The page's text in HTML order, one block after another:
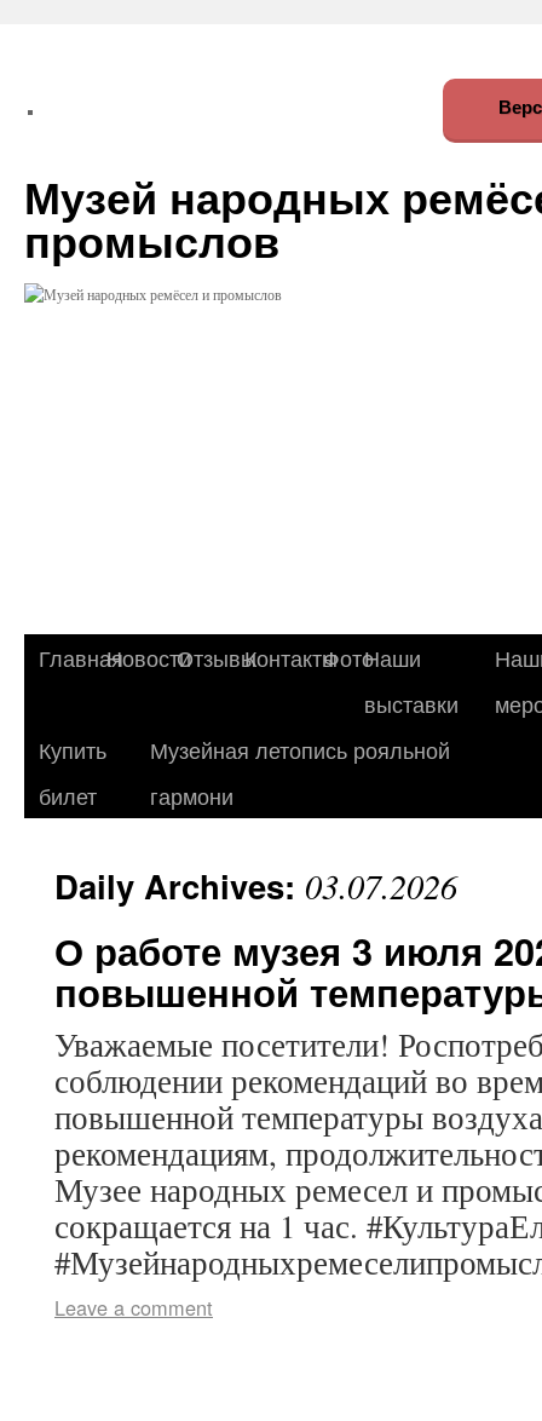
Музей народных
промыслов
ГлавнаяНовостиОтзывыКонтактыФотоНаши
выставки
Купить
билет
Музейная летопись рояльной
гармони
Daily Archives: 03.07.2026
О работе музея 3 июля
повышенной
Уважаемые посетители!
соблюдении рекомендаций во
повышенной температуры
рекомендациям,
Музее народных ремесел и
сокращается на 1 час.
Leave a comment